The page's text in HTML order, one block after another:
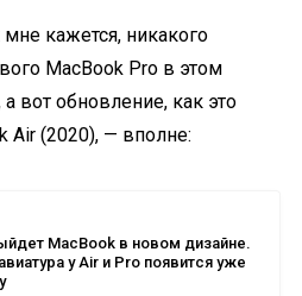
кажется, никакого
MacBook Pro в этом
а вот обновление, как это
Air (2020), — вполне:
MacBook в новом дизайне.
у Air и Pro появится уже